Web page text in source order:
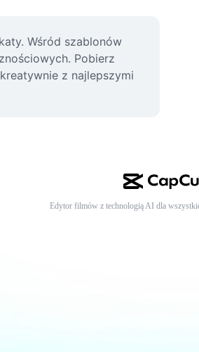
Wśród szablonów
Pobierz
z najlepszymi
Edytor filmów z technologią AI dla